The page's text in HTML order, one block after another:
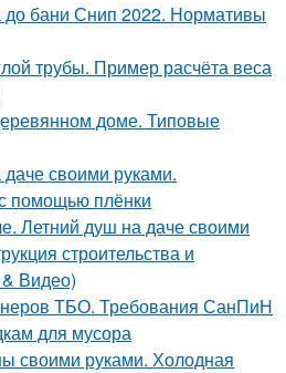
до бани Снип 2022. Нормативы
трубы. Пример расчёта веса
доме. Типовые
даче своими руками.
помощью плёнки
Летний душ на даче своими
строительства и
Видео)
ТБО. Требования СанПиН
для мусора
своими руками. Холодная